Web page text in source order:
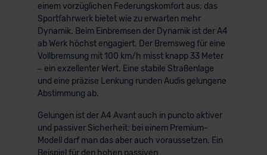
einem vorzüglichen Federungskomfort aus; das
Sportfahrwerk bietet wie zu erwarten mehr
Dynamik. Beim Einbremsen der Dynamik ist der A4
ab Werk höchst engagiert. Der Bremsweg für eine
Vollbremsung mit 100 km/h misst knapp 33 Meter
– ein exzellenter Wert. Eine stabile Straßenlage
und eine präzise Lenkung runden Audis gelungene
Abstimmung ab.
Gelungen ist der A4 Avant auch in puncto aktiver
und passiver Sicherheit: bei einem Premium-
Modell darf man das aber auch voraussetzen. Ein
Beispiel für den hohen passiven